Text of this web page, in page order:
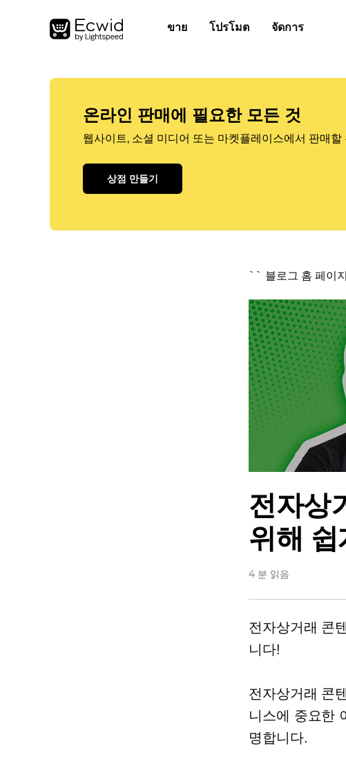
ขาย โปรโมต จัดการ
온라인 판매에 필요한 모든 것
웹사이트, 소셜 미디어 또는 마켓플레이스에서 판매
상점 만들기
`` 블로그 홈 페이
전자상
위해
4 분 읽음
전자상거래 콘
니다!
전자상거래 콘
니스에 중요한
명합니다.